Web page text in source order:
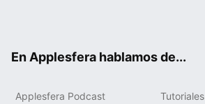
En Applesfera hablamos de...
Applesfera Podcast Tutoriales